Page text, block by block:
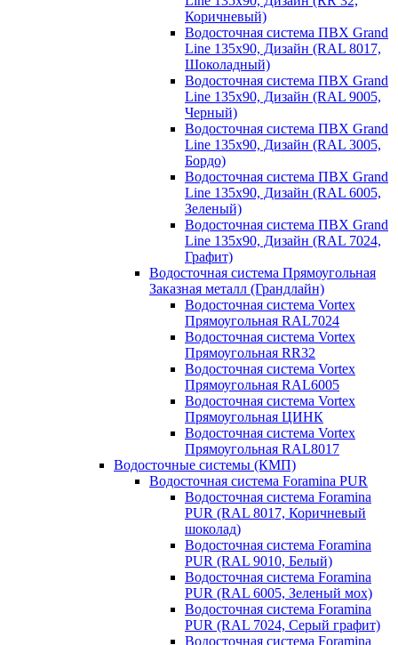
Коричневый)
Водосточная система ПВХ Grand
Line 135х90, Дизайн (RAL 8017,
Шоколадный)
Водосточная система ПВХ Grand
Line 135х90, Дизайн (RAL 9005,
Черный)
Водосточная система ПВХ Grand
Line 135х90, Дизайн (RAL 3005,
Бордо)
Водосточная система ПВХ Grand
Line 135х90, Дизайн (RAL 6005,
Зеленый)
Водосточная система ПВХ Grand
Line 135х90, Дизайн (RAL 7024,
Графит)
Водосточная система Прямоугольная
Заказная металл (Грандлайн)
Водосточная система Vortex
Прямоугольная RAL7024
Водосточная система Vortex
Прямоугольная RR32
Водосточная система Vortex
Прямоугольная RAL6005
Водосточная система Vortex
Прямоугольная ЦИНК
Водосточная система Vortex
Прямоугольная RAL8017
Водосточные системы (КМП)
Водосточная система Foramina PUR
Водосточная система Foramina
PUR (RAL 8017, Коричневый
шоколад)
Водосточная система Foramina
PUR (RAL 9010, Белый)
Водосточная система Foramina
PUR (RAL 6005, Зеленый мох)
Водосточная система Foramina
PUR (RAL 7024, Серый графит)
Водосточная система Foramina